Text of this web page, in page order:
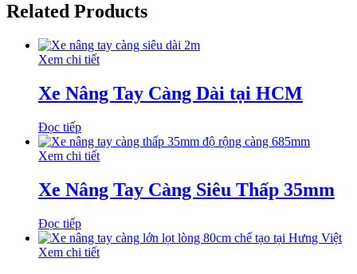
Related Products
Xem chi tiết
Xe Nâng Tay Càng Dài tại HCM
Đọc tiếp
Xem chi tiết
Xe Nâng Tay Càng Siêu Thấp 35mm
Đọc tiếp
Xem chi tiết